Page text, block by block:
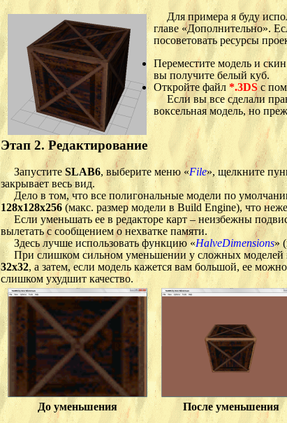
Для примера я буду
главе «Дополнительно».
посоветовать ресурсы
Переместите модель и
вы получите белый куб.
Откройте файл *.3DSс
Если вы все сделали
воксельная модель, но
Этап 2. Редактирование
ЗапуститеSLAB6, выберите меню «File», щелкните
закрывает весь вид.
Дело в том, что все полигональные модели по
128x128x256 (макс. размер модели в Build Engine), что
Если уменьшать ее в редакторе карт – неизбежны
вылетать с сообщением о нехватке памяти.
Здесь лучше использовать функцию «HalveDimensions»
При слишком сильном уменьшении у сложных моделей
32x32, а затем, если модель кажется вам большой, ее
слишком ухудшит качество.
До уменьшения
После уменьшения